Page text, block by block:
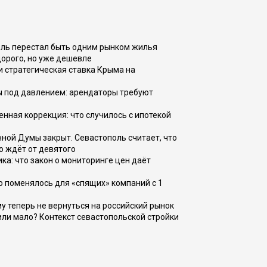
перестал быть одним рынком жилья
но уже дешевле
стратегическая ставка Крыма на
под давлением: арендаторы требуют
коррекция: что случилось с ипотекой
Думы закрыт. Севастополь считает, что
ждёт от девятого
что закон о мониторинге цен даёт
для «спящих» компаний с 1
теперь не вернуться на российский рынок
мало? Контекст севастопольской стройки